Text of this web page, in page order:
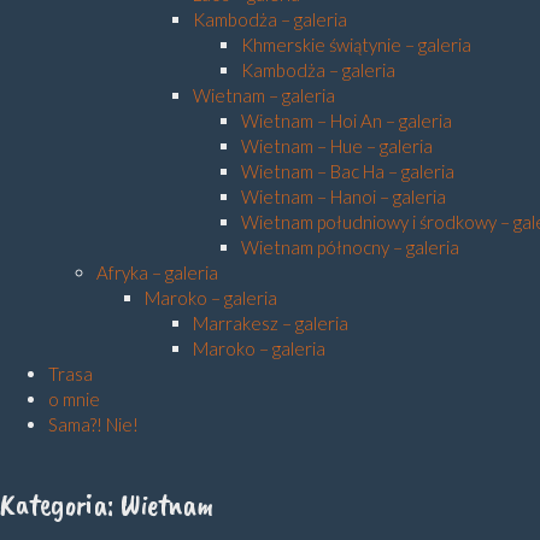
Kambodża – galeria
Khmerskie świątynie – galeria
Kambodża – galeria
Wietnam – galeria
Wietnam – Hoi An – galeria
Wietnam – Hue – galeria
Wietnam – Bac Ha – galeria
Wietnam – Hanoi – galeria
Wietnam południowy i środkowy –
Wietnam północny – galeria
Afryka – galeria
Maroko – galeria
Marrakesz – galeria
Maroko – galeria
Trasa
o mnie
Sama?! Nie!
Kategoria: Wietnam